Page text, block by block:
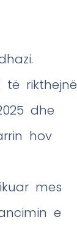
rikthejnë
dhe
hov
mes
e